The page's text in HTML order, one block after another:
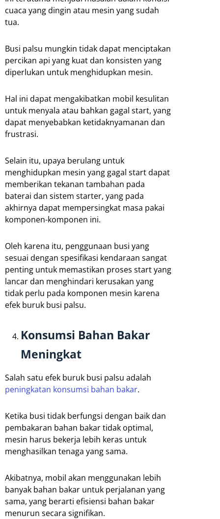
cuaca yang dingin atau mesin yang sudah
tua.
Busi palsu mungkin tidak dapat menciptakan
percikan api yang kuat dan konsisten yang
diperlukan untuk menghidupkan mesin.
Hal ini dapat mengakibatkan mobil kesulitan
untuk menyala atau bahkan gagal start, yang
dapat menyebabkan ketidaknyamanan dan
frustrasi.
Selain itu, upaya berulang untuk
menghidupkan mesin yang gagal start dapat
memberikan tekanan tambahan pada
baterai dan sistem starter, yang pada
akhirnya dapat mempersingkat masa pakai
komponen-komponen ini.
Oleh karena itu, penggunaan busi yang
sesuai dengan spesifikasi kendaraan sangat
penting untuk memastikan proses start yang
lancar dan menghindari kerusakan yang
tidak perlu pada komponen mesin karena
efek buruk busi palsu.
Konsumsi Bahan Bakar
Meningkat
Salah satu efek buruk busi palsu adalah
peningkatan konsumsi bahan bakar.
Ketika busi tidak berfungsi dengan baik dan
pembakaran bahan bakar tidak optimal,
mesin harus bekerja lebih keras untuk
menghasilkan tenaga yang sama.
Akibatnya, mobil akan menggunakan lebih
banyak bahan bakar untuk perjalanan yang
sama, yang berarti efisiensi bahan bakar
menurun secara signifikan.